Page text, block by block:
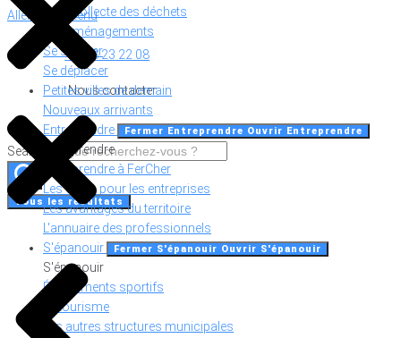
Aller au contenu
02 48 23 22 08
Nous contacter
Search ...
Tous les résultats
Tri et collecte des déchets
Les aménagements
Se soigner
Se déplacer
Petites villes de demain
Nouveaux arrivants
Entreprendre
Fermer Entreprendre Ouvrir Entreprendre
Entreprendre
Entreprendre à FerCher
Les outils pour les entreprises
Les avantages du territoire
L'annuaire des professionnels
S'épanouir
Fermer S'épanouir Ouvrir S'épanouir
S'épanouir
Équipements sportifs
Le tourisme
Les autres structures municipales